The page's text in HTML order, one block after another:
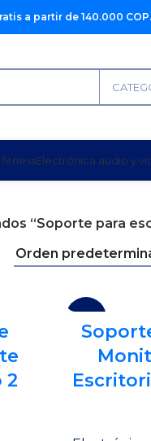
a partir de 140.000 COP.
Electrónica audio y
“Soporte para
2